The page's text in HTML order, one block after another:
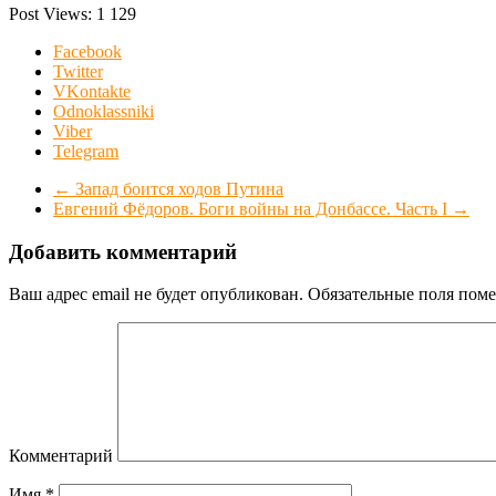
Post Views: 1 129
Facebook
Twitter
VKontakte
Odnoklassniki
Viber
Telegram
← Запад боится ходов Путина
Евгений Фёдоров. Боги войны на Донбассе. Часть I →
Добавить комментарий
Ваш адрес email не будет опубликован. Обязательные поля
Комментарий